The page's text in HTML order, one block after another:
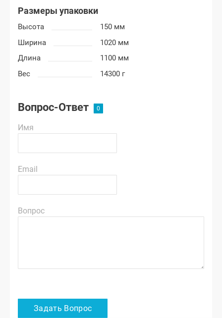
Размеры упаковки
Высота
150 мм
Ширина
1020 мм
Длина
1100 мм
Вес
14300 г
Вопрос-Ответ
Имя
Email
Вопрос